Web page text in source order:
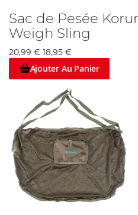
Sac de Pesée
Weigh Sling
20,99 € 18,95 €
Ajouter Au Panier